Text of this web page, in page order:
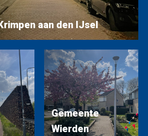
aan den IJsel
Gemeente
Wierden